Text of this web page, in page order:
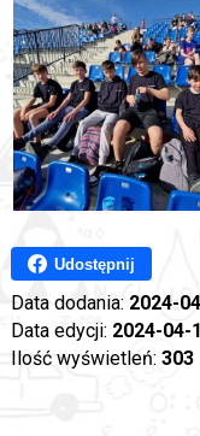
Udostępnij
Data dodania: 2024-
Data edycji: 2024-04-
Ilość wyświetleń: 303